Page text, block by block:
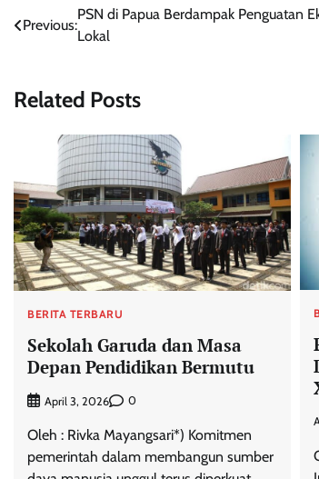
Navigasi
Previous:
PSN di Papua Berdampak Penguatan
Lokal
Related Posts
BERITA TERBARU
Sekolah Garuda dan Masa
Depan Pendidikan Bermutu
April 3, 2026 0
Oleh : Rivka Mayangsari*) Komitmen
pemerintah dalam membangun sumber